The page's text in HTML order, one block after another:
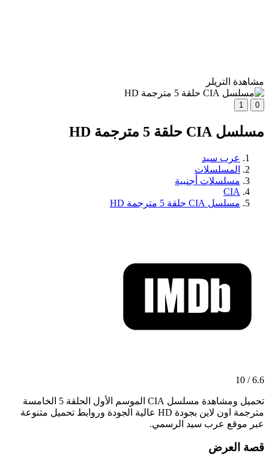
مشاهدة التريلر
0
1
مسلسل CIA حلقة 5 مترجمة HD
عرب سيد
المسلسلات
مسلسلات أجنبية
CIA
مسلسل CIA حلقة 5 مترجمة HD
6.6 / 10
تحميل ومشاهدة مسلسل CIA الموسم الأول الحلقة 5 الخامسة
مترجمة اون لاين بجودة HD عالية الجودة وروابط تحميل متنوعة
عبر موقع عرب سيد الرسمي.
قصة العرض